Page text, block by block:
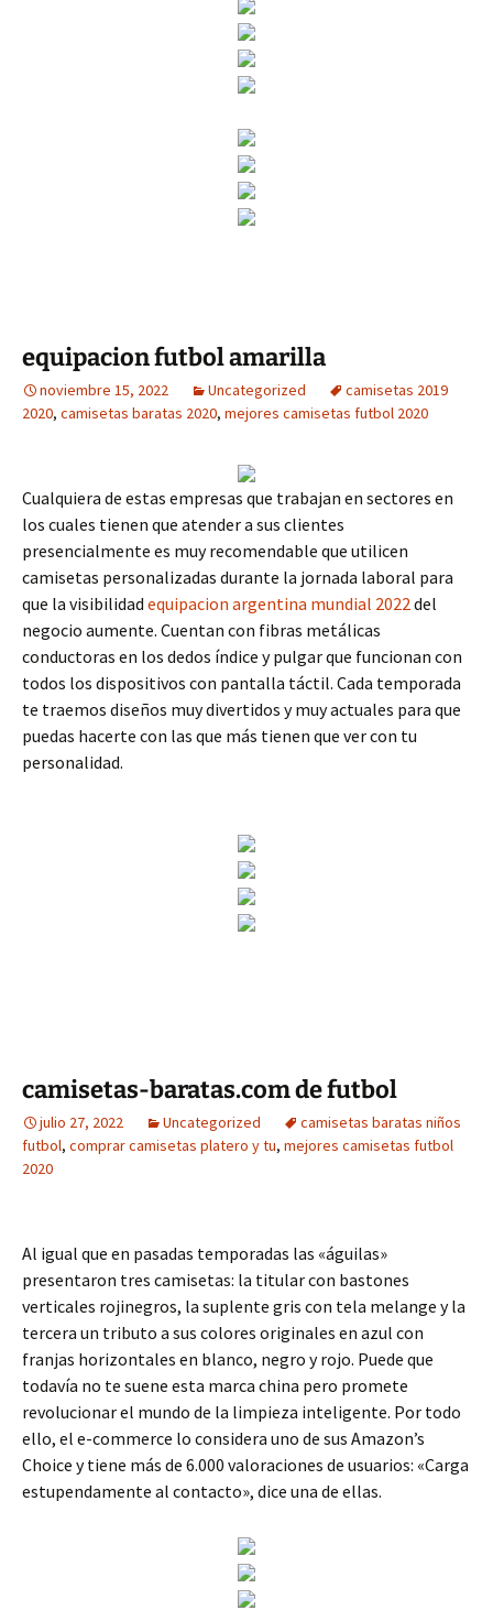
equipacion futbol amarilla
noviembre 15, 2022 Uncategorized
camisetas 2019
2020, camisetas baratas 2020, mejores camisetas futbol 2020
Cualquiera de estas empresas que trabajan en sectores en
los cuales tienen que atender a sus clientes
presencialmente es muy recomendable que utilicen
camisetas personalizadas durante la jornada laboral para
que la visibilidad equipacion argentina mundial 2022del
negocio aumente. Cuentan con fibras metálicas
conductoras en los dedos índice y pulgar que funcionan con
todos los dispositivos con pantalla táctil. Cada temporada
te traemos diseños muy divertidos y muy actuales para que
puedas hacerte con las que más tienen que ver con tu
personalidad.
camisetas-baratas.com de futbol
julio 27, 2022 Uncategorized
camisetas baratas niños
futbol, comprar camisetas platero y tu, mejores camisetas futbol
2020
Al igual que en pasadas temporadas las «águilas»
presentaron tres camisetas: la titular con bastones
verticales rojinegros, la suplente gris con tela melange y la
tercera un tributo a sus colores originales en azul con
franjas horizontales en blanco, negro y rojo. Puede que
todavía no te suene esta marca china pero promete
revolucionar el mundo de la limpieza inteligente. Por todo
ello, el e-commerce lo considera uno de sus Amazon’s
Choice y tiene más de 6.000 valoraciones de usuarios: «Carga
estupendamente al contacto», dice una de ellas.